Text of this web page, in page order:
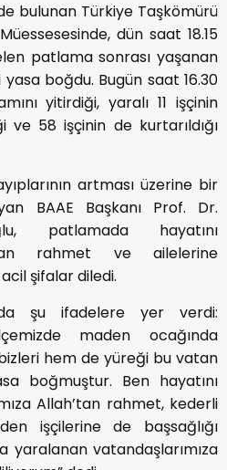
bulunan Türkiye Taşkömürü
dün saat 18.15
patlama sonrası yaşanan
boğdu. Bugün saat 16.30
yitirdiği, yaralı 11 işçinin
58 işçinin de kurtarıldığı
artması üzerine bir
BAAE Başkanı Prof. Dr.
patlamada hayatını
rahmet ve ailelerine
şifalar diledi.
şu ifadelere yer verdi:
maden ocağında
hem de yüreği bu vatan
boğmuştur. Ben hayatını
Allah’tan rahmet, kederli
işçilerine de başsağlığı
yaralanan vatandaşlarımıza